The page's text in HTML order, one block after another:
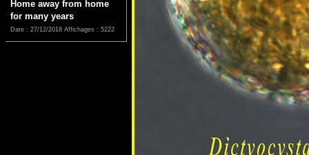
Home away from home
for many years
Date : 27/12/2018 Affichages : 5222